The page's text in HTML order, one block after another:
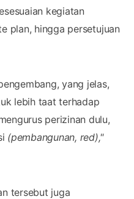
kegiatan
plan, hingga persetujuan
yang jelas,
lebih taat terhadap
perizinan dulu,
(pembangunan, red),"
tersebut juga